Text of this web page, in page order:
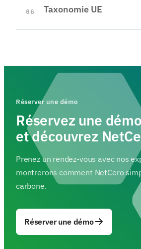
06 Taxonomie UE
Réserver une démo
Réservez une
et découvrez
Prenez un rendez-vous avec nos
montrerons comment NetCero
carbone.
Réserver une démo